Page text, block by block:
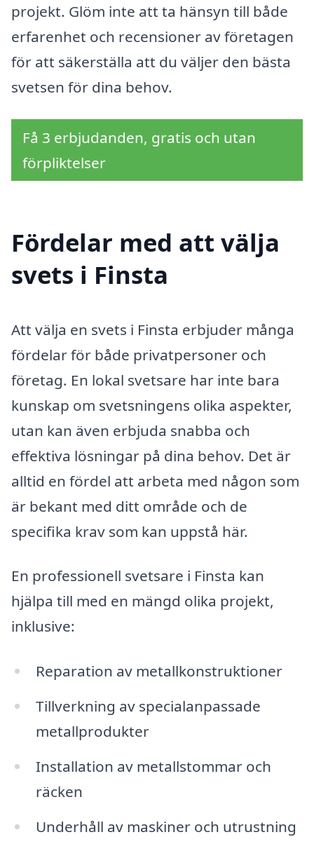
projekt. Glöm inte att ta hänsyn till både
erfarenhet och recensioner av företagen
för att säkerställa att du väljer den bästa
svetsen för dina behov.
Få 3 erbjudanden, gratis och utan
förpliktelser
Fördelar med att välja
svets i Finsta
Att välja en svets i Finsta erbjuder många
fördelar för både privatpersoner och
företag. En lokal svetsare har inte bara
kunskap om svetsningens olika aspekter,
utan kan även erbjuda snabba och
effektiva lösningar på dina behov. Det är
alltid en fördel att arbeta med någon som
är bekant med ditt område och de
specifika krav som kan uppstå här.
En professionell svetsare i Finsta kan
hjälpa till med en mängd olika projekt,
inklusive:
Reparation av metallkonstruktioner
Tillverkning av specialanpassade
metallprodukter
Installation av metallstommar och
räcken
Underhåll av maskiner och utrustning